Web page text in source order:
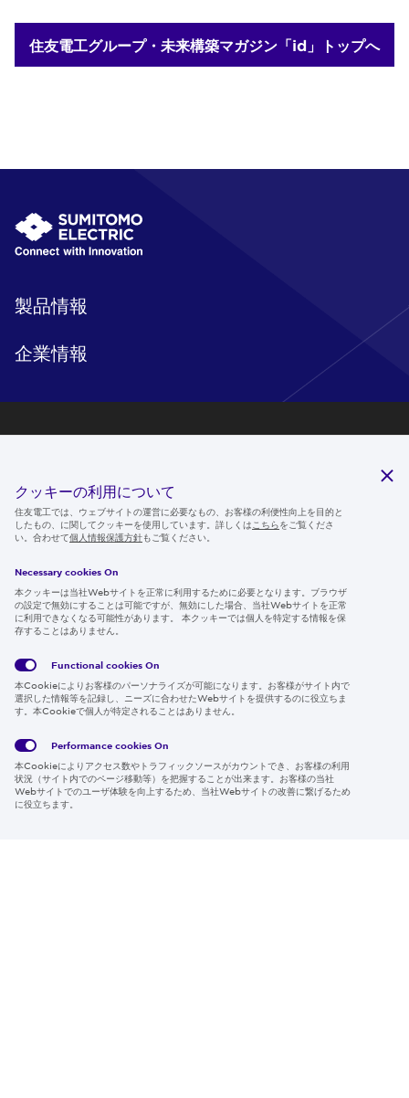
住友電工グループ・未来構築マガジン「id」トップへ
製品情報
企業情報
ニュースルーム
IR情報
採用情報
Global
Policy
サイト
約
Region & Language:
Japan | JP
クッキーの利用について
住友電工では、ウェブサイトの運営に必要なもの、お客様の利便性向上を目的と
したもの、に関してクッキーを使用しています。詳しくは こちらをご覧くださ
い。合わせて個人情報保護方針もご覧ください。
Necessary cookies On
本クッキーは当社Webサイトを正常に利用するために必要となります。ブラウザ
の設定で無効にすることは可能ですが、無効にした場合、当社Webサイトを正常
に利用できなくなる可能性があります。 本クッキーでは個人を特定する情報を保
存することはありません。
Functional cookies On
本Cookieによりお客様のパーソナライズが可能になります。お客様がサイト内で
選択した情報等を記録し、ニーズに合わせたWebサイトを提供するのに役立ちま
す。本Cookieで個人が特定されることはありません。
Performance cookies On
本Cookieによりアクセス数やトラフィックソースがカウントでき、お客様の利用
状況（サイト内でのページ移動等）を把握することが出来ます。お客様の当社
Webサイトでのユーザ体験を向上するため、当社Webサイトの改善に繋げるため
に役立ちます。